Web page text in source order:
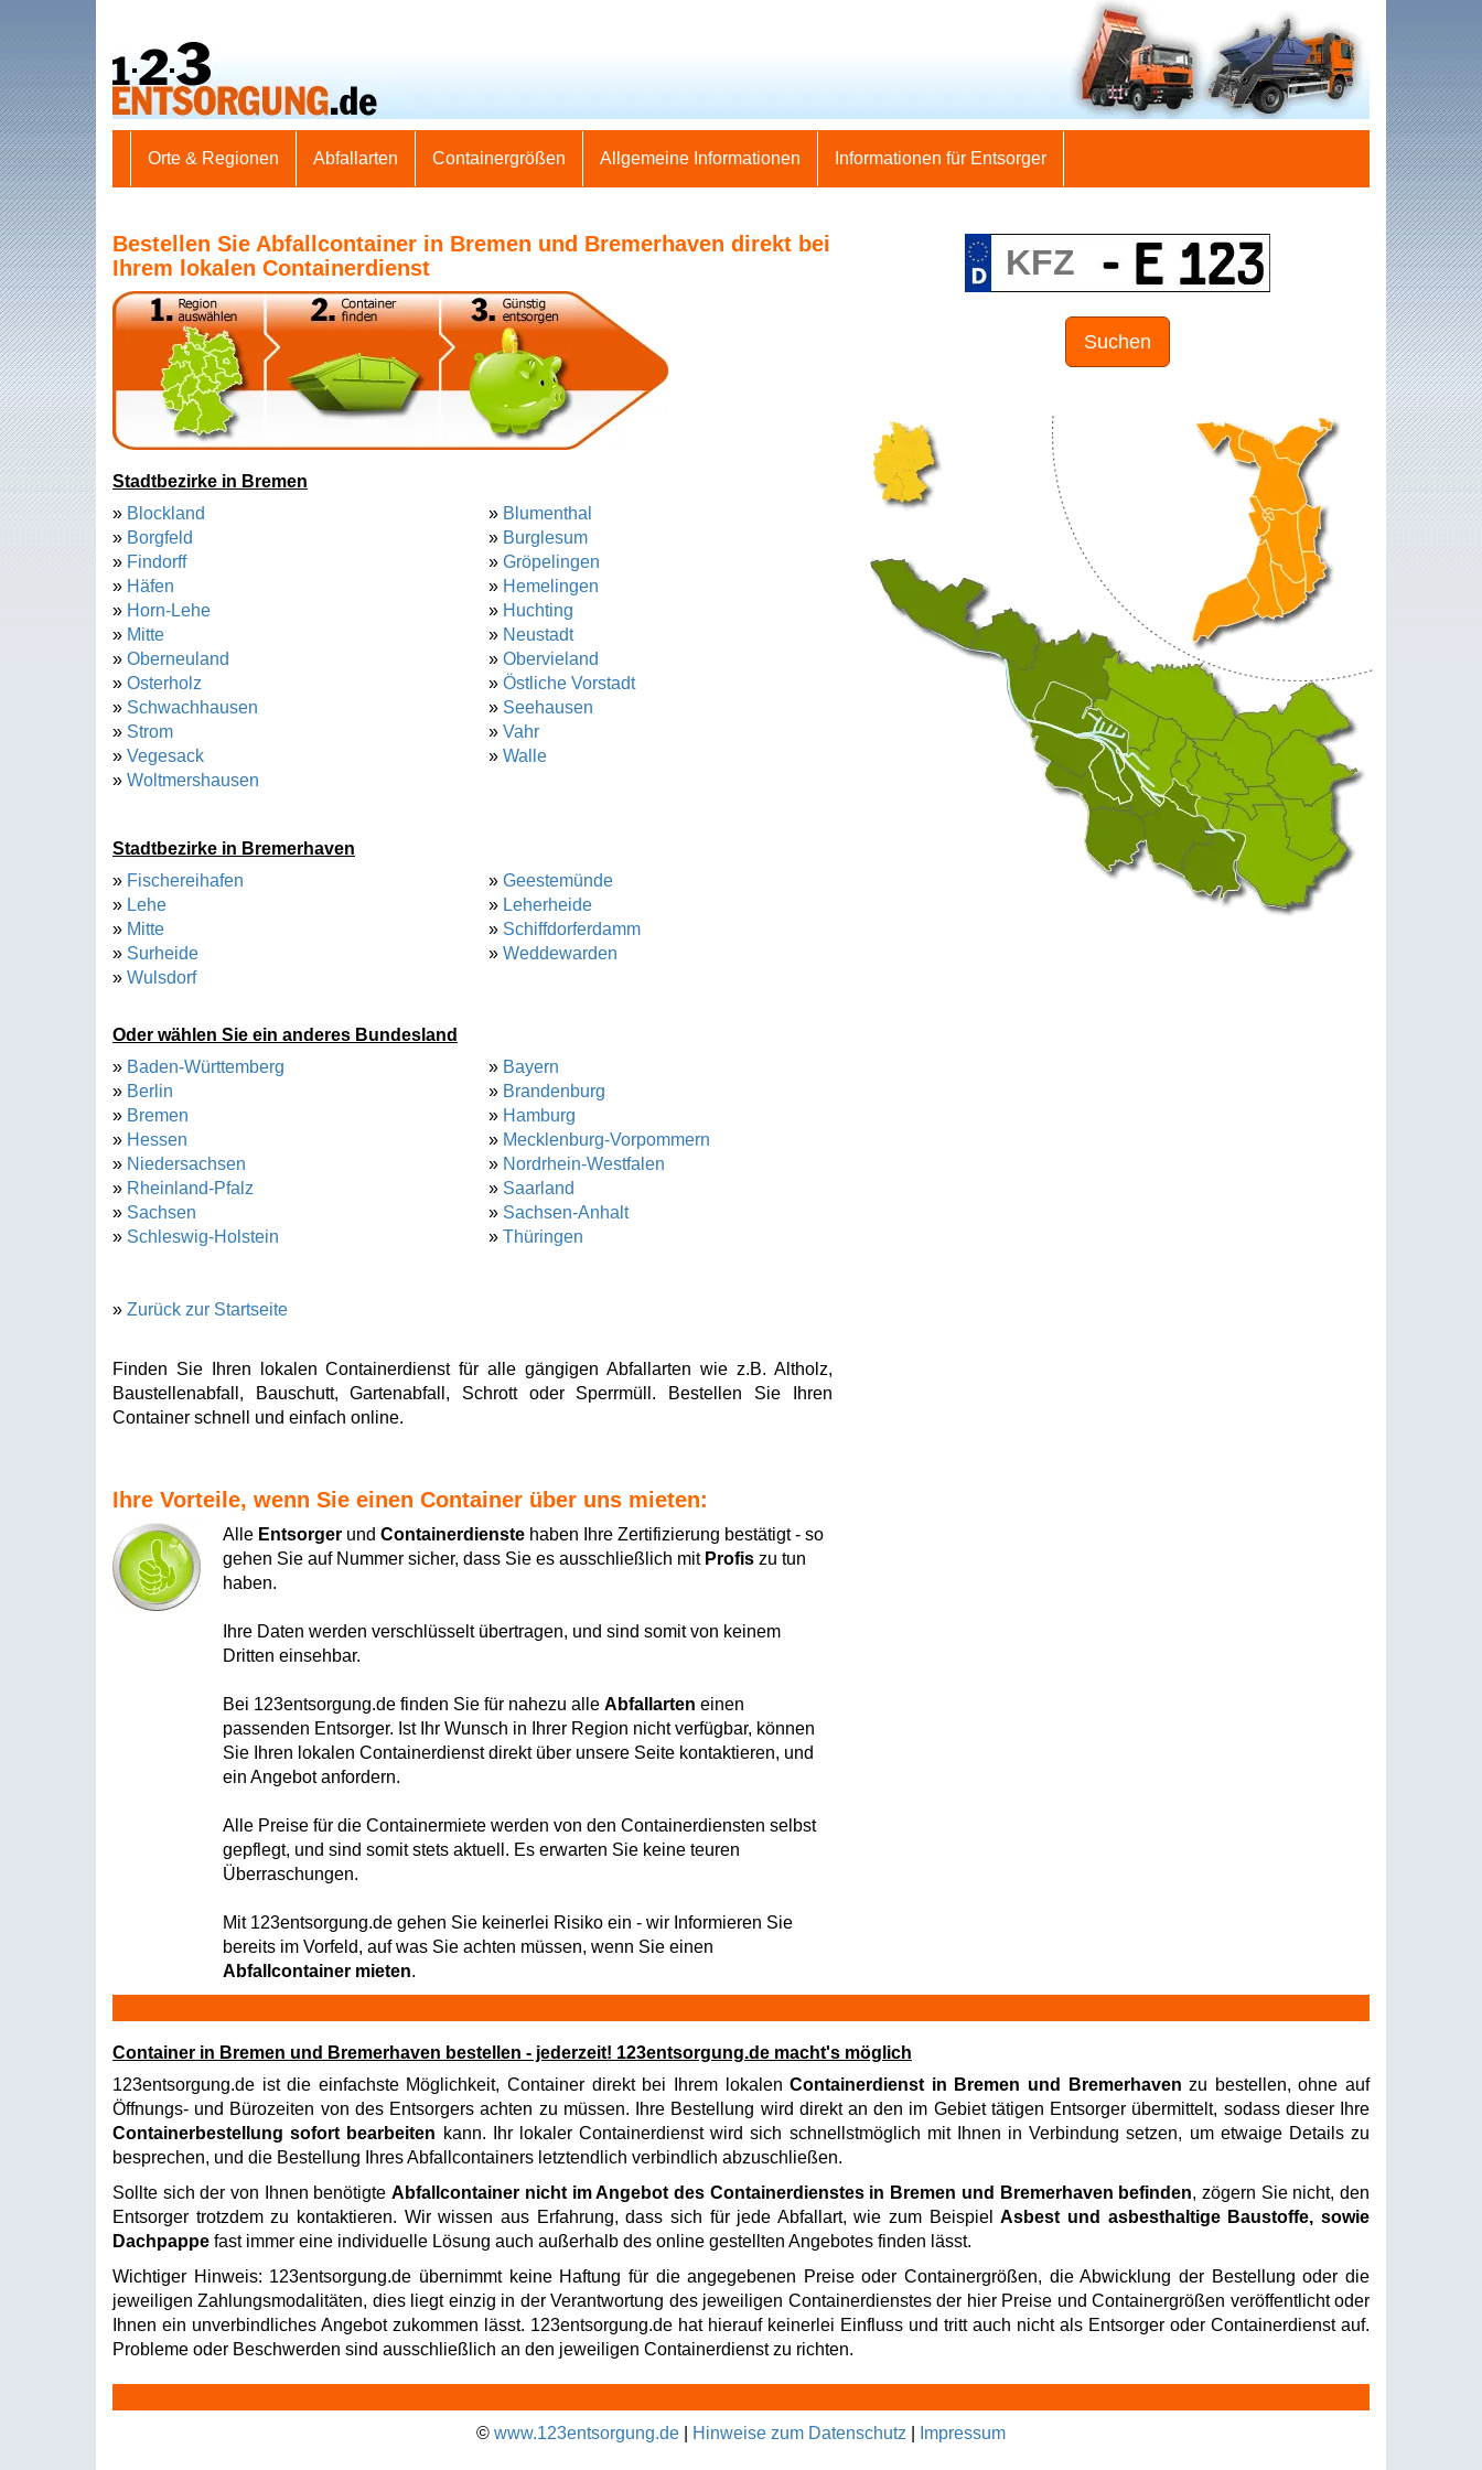
Orte & Regionen Abfallarten Containergrößen Allgemeine Informationen Informationen für Entsorger
Bestellen Sie Abfallcontainer in Bremen und Bremerhaven direkt bei
Ihrem lokalen Containerdienst
Stadtbezirke in Bremen
» Blockland
» Borgfeld
» Findorff
» Häfen
» Horn-Lehe
» Mitte
» Oberneuland
» Osterholz
» Schwachhausen
» Strom
» Vegesack
» Woltmershausen
» Blumenthal
» Burglesum
»Gröpelingen
» Hemelingen
» Huchting
» Neustadt
»Obervieland
»Östliche Vorstadt
» Seehausen
»Vahr
»Walle
Stadtbezirke in Bremerhaven
» Fischereihafen
» Lehe
» Mitte
» Surheide
» Wulsdorf
»Geestemünde
» Leherheide
» Schiffdorferdamm
»Weddewarden
Oder wählen Sie ein anderes Bundesland
» Baden-Württemberg
» Berlin
» Bremen
» Hessen
» Niedersachsen
» Rheinland-Pfalz
» Sachsen
» Schleswig-Holstein
» Bayern
» Brandenburg
» Hamburg
» Mecklenburg-Vorpommern
» Nordrhein-Westfalen
» Saarland
» Sachsen-Anhalt
»Thüringen
» Zurück zur Startseite
Finden Sie Ihren lokalen Containerdienst für alle gängigen Abfallarten wie z.B. Altholz,
Baustellenabfall, Bauschutt, Gartenabfall, Schrott oder Sperrmüll. Bestellen Sie Ihren
Container schnell und einfach online.
Ihre Vorteile, wenn Sie einen Container über uns mieten:
Alle Entsorger und Containerdienste haben Ihre Zertifizierung bestätigt - so
gehen Sie auf Nummer sicher, dass Sie es ausschließlich mit Profis zu tun
haben.
Ihre Daten werden verschlüsselt übertragen, und sind somit von keinem
Dritten einsehbar.
Bei 123entsorgung.de finden Sie für nahezu alle Abfallarten einen
passenden Entsorger. Ist Ihr Wunsch in Ihrer Region nicht verfügbar, können
Sie Ihren lokalen Containerdienst direkt über unsere Seite kontaktieren, und
ein Angebot anfordern.
Alle Preise für die Containermiete werden von den Containerdiensten selbst
gepflegt, und sind somit stets aktuell. Es erwarten Sie keine teuren
Überraschungen.
Mit 123entsorgung.de gehen Sie keinerlei Risiko ein - wir Informieren Sie
bereits im Vorfeld, auf was Sie achten müssen, wenn Sie einen
Abfallcontainer mieten.
Suchen
Container in Bremen und Bremerhaven bestellen - jederzeit! 123entsorgung.de macht's möglich
123entsorgung.de ist die einfachste Möglichkeit, Container direkt bei Ihrem lokalenContainerdienst in Bremen und Bremerhaven zu bestellen, ohne auf
Öffnungs- und Bürozeiten von des Entsorgers achten zu müssen. Ihre Bestellung wird direkt an den im Gebiet tätigen Entsorger übermittelt, sodass dieser Ihre
Containerbestellung sofort bearbeiten kann. Ihr lokaler Containerdienst wird sich schnellstmöglich mit Ihnen in Verbindung setzen, um etwaige Details zu
besprechen, und die Bestellung Ihres Abfallcontainers letztendlich verbindlich abzuschließen.
Sollte sich der von Ihnen benötigteAbfallcontainer nicht im Angebot des Containerdienstes in Bremen und Bremerhaven befinden, zögern Sie nicht, den
Entsorger trotzdem zu kontaktieren. Wir wissen aus Erfahrung, dass sich für jede Abfallart, wie zum BeispielAsbest und asbesthaltige Baustoffe, sowie
Dachpappe fast immer eine individuelle Lösung auch außerhalb des online gestellten Angebotes finden lässt.
Wichtiger Hinweis: 123entsorgung.de übernimmt keine Haftung für die angegebenen Preise oder Containergrößen, die Abwicklung der Bestellung oder die
jeweiligen Zahlungsmodalitäten, dies liegt einzig in der Verantwortung des jeweiligen Containerdienstes der hier Preise und Containergrößen veröffentlicht oder
Ihnen ein unverbindliches Angebot zukommen lässt. 123entsorgung.de hat hierauf keinerlei Einfluss und tritt auch nicht als Entsorger oder Containerdienst auf.
Probleme oder Beschwerden sind ausschließlich an den jeweiligen Containerdienst zu richten.
© www.123entsorgung.de Hinweise zum Datenschutz Impressum